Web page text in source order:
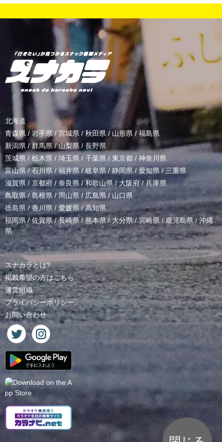
北海道
青森県 / 岩手県/ 宮城県 / 秋田県 / 山形県/ 福島県
新潟県 /群馬県/山梨県 / 長野県
茨城県 / 栃木県 / 埼玉県 / 千葉県 / 東京都 / 神奈川県
富山県 /石川県/福井県/岐阜県 / 静岡県 / 愛知県 / 三重県
滋賀県 / 京都府 / 奈良県 / 和歌山県/ 大阪府 /兵庫県
鳥取県/ 島根県 /岡山県/ 広島県 / 山口県
徳島県 /香川県 / 愛媛県/高知県
福岡県/佐賀県/長崎県 /熊本県/ 大分県/宮崎県 /鹿児島県 / 沖縄
県
スナカラとは?
掲載希望の方はこちら
運営組織
プライバシーポリシー
お問い合わせ